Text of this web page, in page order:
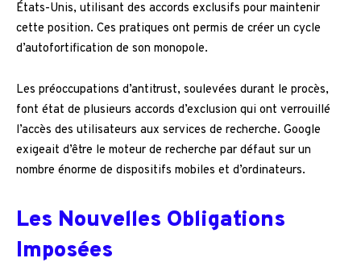
États-Unis, utilisant des accords exclusifs pour maintenir
cette position. Ces pratiques ont permis de créer un cycle
d’autofortification de son monopole.
Les préoccupations d’antitrust, soulevées durant le procès,
font état de plusieurs accords d’exclusion qui ont verrouillé
l’accès des utilisateurs aux services de recherche. Google
exigeait d’être le moteur de recherche par défaut sur un
nombre énorme de dispositifs mobiles et d’ordinateurs.
Les Nouvelles Obligations
Imposées